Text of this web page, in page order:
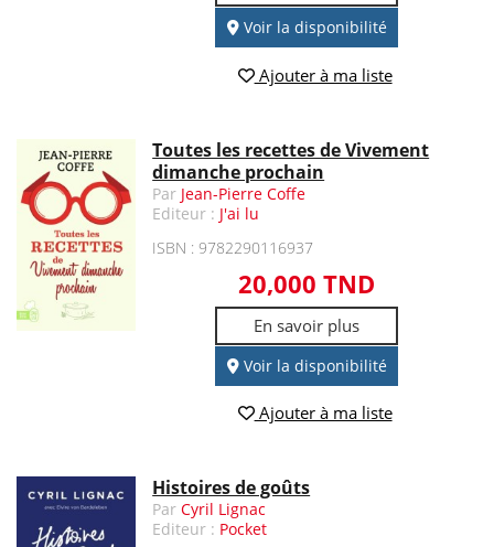
Voir la disponibilité
Ajouter à ma liste
Toutes les recettes de Vivement
dimanche prochain
Par Jean-Pierre Coffe
Editeur : J'ai lu
ISBN : 9782290116937
20,000 TND
En savoir plus
Voir la disponibilité
Ajouter à ma liste
Histoires de goûts
ParCyril Lignac
Editeur : Pocket